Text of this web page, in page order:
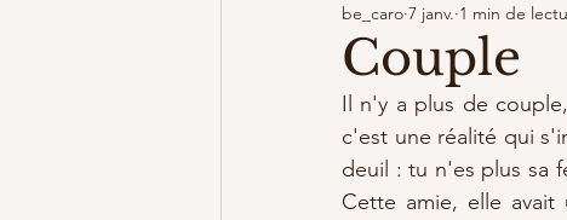
Mon parcours Outils
Couple
be_caro 7 janv. 1 min de
Il n'y a plus de
c'est une réalité qui
deuil : tu n'es plus sa
Cette amie, elle avait